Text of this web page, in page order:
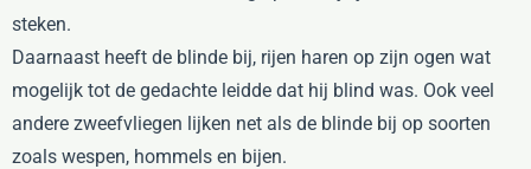
steken.
Daarnaast heeft de blinde bij, rijen haren op zijn ogen wat
mogelijk tot de gedachte leidde dat hij blind was. Ook veel
andere zweefvliegen lijken net als de blinde bij op soorten
zoals wespen, hommels en bijen.